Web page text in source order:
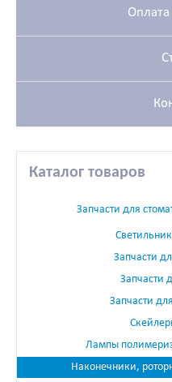
Оплата
Каталог товаров
Запчасти для
Запчасти
Запчасти
Запчасти
Лампы
Наконечники,